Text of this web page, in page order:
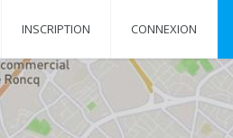
INSCRIPTION CONNEXION